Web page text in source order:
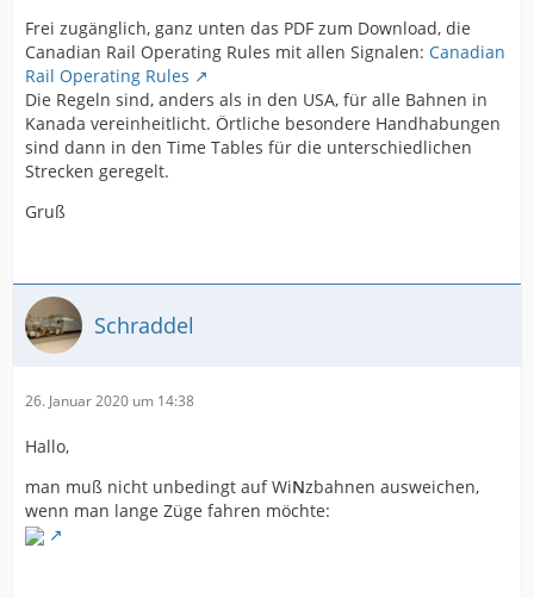
Frei zugänglich, ganz unten das PDF zum Download, die
Canadian Rail Operating Rules mit allen Signalen: Canadian
Rail Operating Rules
Die Regeln sind, anders als in den USA, für alle Bahnen in
Kanada vereinheitlicht. Örtliche besondere Handhabungen
sind dann in den Time Tables für die unterschiedlichen
Strecken geregelt.
Gruß
Schraddel
26. Januar 2020 um 14:38
Hallo,
man muß nicht unbedingt auf WiNzbahnen ausweichen,
wenn man lange Züge fahren möchte: